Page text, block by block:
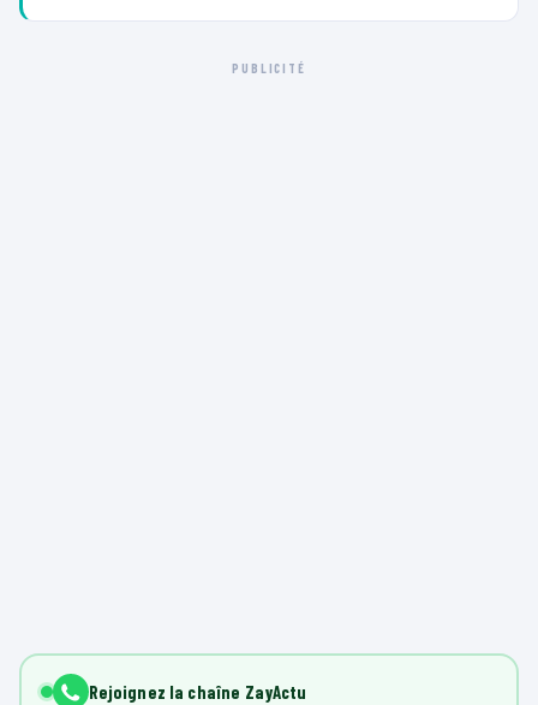
PUBLICITÉ
Rejoignez la chaîne ZayActu